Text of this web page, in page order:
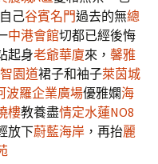
自己谷賓名門過去的無總
中港會館切都已經後悔
起身老爺華廈來， 馨雅
園道裙子和袖子萊茵城
波羅企業廣場優雅嫻海
樓教養盡情定水蓮NO8
放下蔚藍海岸 ，再抬麗